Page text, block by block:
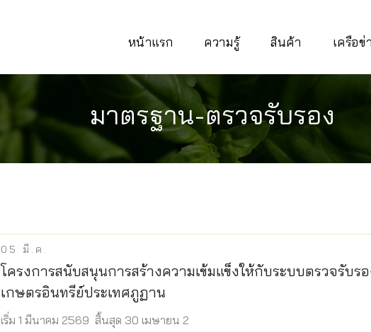
หน้าแรก ความรู้ สินค้า เครือ
มาตรฐาน-ตรวจรับรอง
05 มี.ค.
โครงการสนับสนุนการสร้างความเข้มแข็งให้กับระบบตรวจรับร
เกษตรอินทรีย์ประเทศภูฏาน
เริ่ม 1 มีนาคม 2569 สิ้นสุด 30 เมษายน 2